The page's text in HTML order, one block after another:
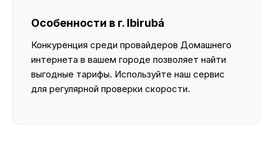
Особенности в г. Ibirubá
Конкуренция среди провайдеров Домашнего
интернета в вашем городе позволяет найти
выгодные тарифы. Используйте наш сервис
для регулярной проверки скорости.